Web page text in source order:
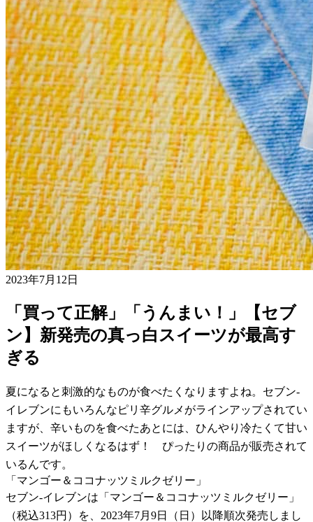
2023年7月12日
「買って正解」「うんまい！」【セブ
ン】新発売の真っ白スイーツが最高す
ぎる
夏になると刺激的なものが食べたくなりますよね。セブン-
イレブンにもいろんなピリ辛グルメがラインアップされてい
ますが、辛いものを食べたあとには、ひんやり冷たくて甘い
スイーツがほしくなるはず！ ぴったりの商品が販売されて
いるんです。
「マンゴー＆ココナッツミルクゼリー」
セブン-イレブンは「マンゴー＆ココナッツミルクゼリー」
（税込313円）を、2023年7月9日（日）以降順次発売しまし